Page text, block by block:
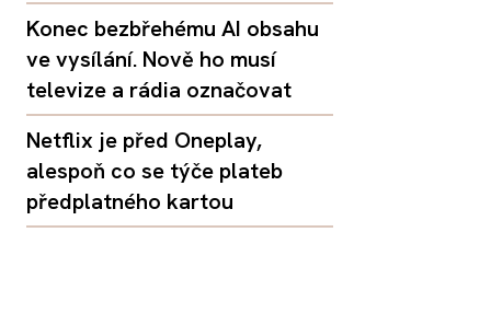
Konec bezbřehému AI obsahu
ve vysílání. Nově ho musí
televize a rádia označovat
Netflix je před Oneplay,
alespoň co se týče plateb
předplatného kartou